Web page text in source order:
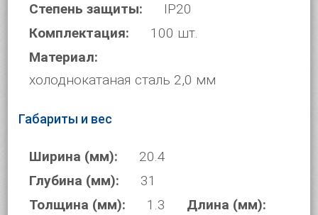
Степень защиты:
IP20
Комплектация:
100 шт.
Материал:
холоднокатаная сталь 2,0 мм
Габариты и вес
Ширина (мм):
20.4
Глубина (мм):
31
Толщина (мм):
1.3
Длина (мм):